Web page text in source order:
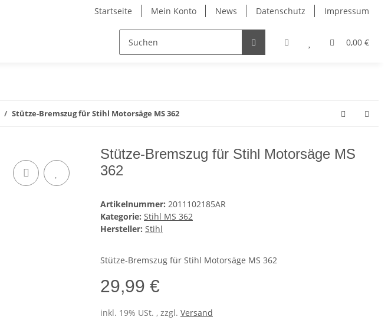
Startseite Mein Konto News Datenschutz Impressum
0,00 €
Stütze-Bremszug für Stihl Motorsäge MS 362
Stütze-Bremszug für Stihl Motorsäge MS
362
Artikelnummer: 2011102185AR
Kategorie: Stihl MS 362
Hersteller: Stihl
Stütze-Bremszug für Stihl Motorsäge MS 362
29,99 €
inkl. 19% USt. , zzgl. Versand